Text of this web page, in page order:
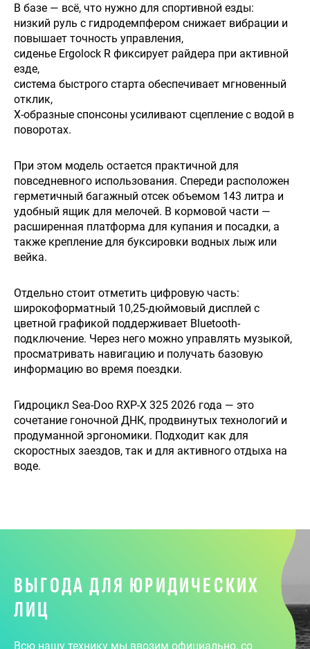
В базе — всё, что нужно для спортивной езды:
низкий руль с гидродемпфером снижает вибрации и
повышает точность управления,
сиденье Ergolock R фиксирует райдера при активной
езде,
система быстрого старта обеспечивает мгновенный
отклик,
X-образные спонсоны усиливают сцепление с водой в
поворотах.
При этом модель остается практичной для
повседневного использования. Спереди расположен
герметичный багажный отсек объемом 143 литра и
удобный ящик для мелочей. В кормовой части —
расширенная платформа для купания и посадки, а
также крепление для буксировки водных лыж или
вейка.
Отдельно стоит отметить цифровую часть:
широкоформатный 10,25-дюймовый дисплей с
цветной графикой поддерживает Bluetooth-
подключение. Через него можно управлять музыкой,
просматривать навигацию и получать базовую
информацию во время поездки.
Гидроцикл Sea-Doo RXP-Х 325 2026 года — это
сочетание гоночной ДНК, продвинутых технологий и
продуманной эргономики. Подходит как для
скоростных заездов, так и для активного отдыха на
воде.
ВЫГОДА ДЛЯ ЮРИДИЧЕСКИХ
ЛИЦ
Всю нашу технику мы ввозим официально, со